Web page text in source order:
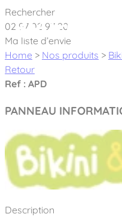
Cookies management panel
Créateur et
Nos dernières
À propos
Aires de jeux
Rechercher
02 97 02 97 20
Ma liste d’envie
Home > Nos produits >
Retour
Ref : APD
PANNEAU
Description